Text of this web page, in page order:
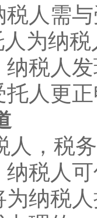
人需
纳税
税人
人更
税务
税人
纳税